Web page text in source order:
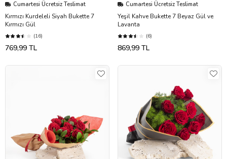
Cumartesi Ücretsiz Teslimat
Kırmızı Kurdeleli Siyah Bukette 7
Kırmızı Gül
(16)
769,99 TL
Cumartesi Ücretsiz Teslimat
Yeşil Kahve Bukette 7 Beyaz Gül ve
Lavanta
(6)
869,99 TL